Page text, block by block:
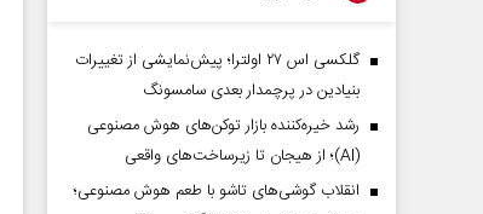
گلکسی اس ۲۷ اولترا؛ پیش‌نمایشی از تغییرات
بنیادین در پرچمدار بعدی سامسونگ
رشد خیره‌کننده بازار توکن‌های هوش مصنوعی
(AI)؛ از هیجان تا زیرساخت‌های واقعی
انقلاب گوشی‌های تاشو‌ با طعم هوش مصنوعی؛